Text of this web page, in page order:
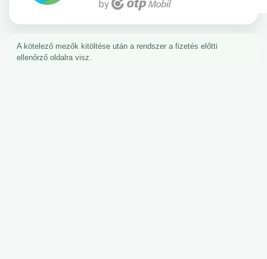
A kötelező mezők kitöltése után a rendszer a fizetés előtti
ellenőrző oldalra visz.